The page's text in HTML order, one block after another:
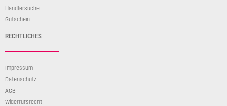
Händlersuche
Gutschein
RECHTLICHES
Impressum
Datenschutz
AGB
Widerrufsrecht